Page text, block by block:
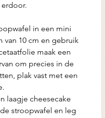
erdoor.
in een mini
van 10 cm en gebruik
maak een
om precies in de
plak vast met een
laagje cheesecake
stroopwafel en leg